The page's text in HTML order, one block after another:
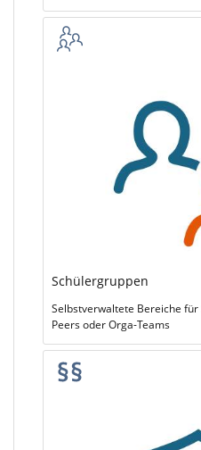
Schülergruppen
Selbstverwaltete Bereiche für
Peers oder Orga-Teams